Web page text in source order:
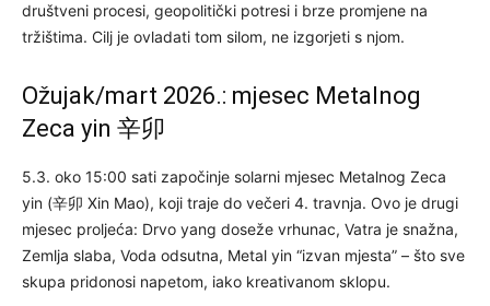
društveni procesi, geopolitički potresi i brze promjene na
tržištima. Cilj je ovladati tom silom, ne izgorjeti s njom.
Ožujak/mart 2026.: mjesec Metalnog
Zeca yin 辛卯
5.3. oko 15:00 sati započinje solarni mjesec Metalnog Zeca
yin (辛卯 Xin Mao), koji traje do večeri 4. travnja. Ovo je drugi
mjesec proljeća: Drvo yang doseže vrhunac, Vatra je snažna,
Zemlja slaba, Voda odsutna, Metal yin “izvan mjesta” – što sve
skupa pridonosi napetom, iako kreativanom sklopu.